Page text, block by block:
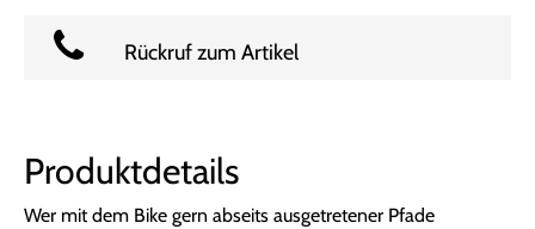
Rückruf zum Artikel
Produktdetails
Wer mit dem Bike gern abseits ausgetretener Pfade